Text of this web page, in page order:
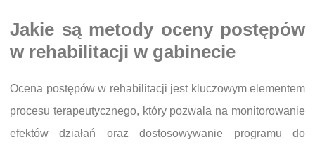
Jakie są metody oceny postępów
w rehabilitacji w gabinecie
Ocena postępów w rehabilitacji jest kluczowym elementem
procesu terapeutycznego, który pozwala na monitorowanie
efektów działań oraz dostosowywanie programu do